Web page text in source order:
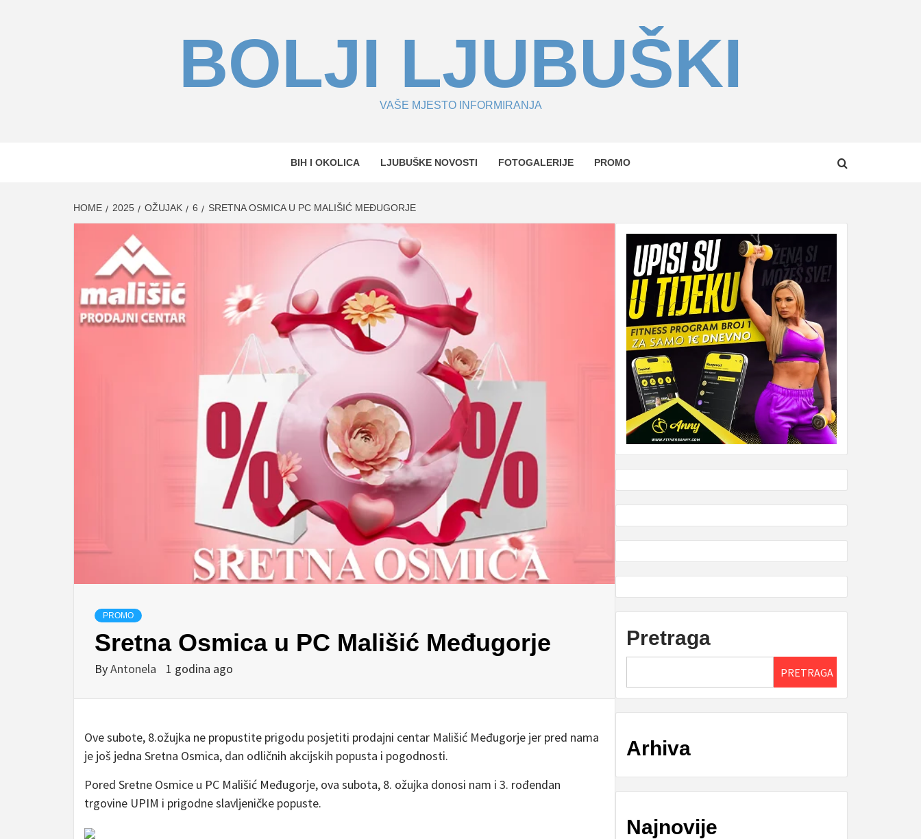
BOLJI LJUBUŠKI
VAŠE MJESTO INFORMIRANJA
BIH I OKOLICA LJUBUŠKE NOVOSTI FOTOGALERIJE PROMO
HOME 2025 OŽUJAK 6 SRETNA OSMICA U PC MALIŠIĆ MEĐUGORJE
PROMO
Sretna Osmica u PC Mališić Međugorje
ByAntonela 1 godina ago
Ove subote, 8.ožujka ne propustite prigodu posjetiti prodajni centar Mališić Međugorje jer pred nama
je još jedna Sretna Osmica, dan odličnih akcijskih popusta i pogodnosti.
Pored Sretne Osmice u PC Mališić Međugorje, ova subota, 8. ožujka donosi nam i 3. rođendan
trgovine UPIM i prigodne slavljeničke popuste.
Pretraga
PRETRAGA
Arhiva
Najnovije